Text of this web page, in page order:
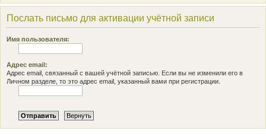
ои
Послать письмо для активации учётной записи
Имя пользователя:
Адрес email:
Адрес email, связанный с вашей учётной записью. Если вы не изменили его в
Личном разделе, то это адрес email, указанный вами при регистрации.